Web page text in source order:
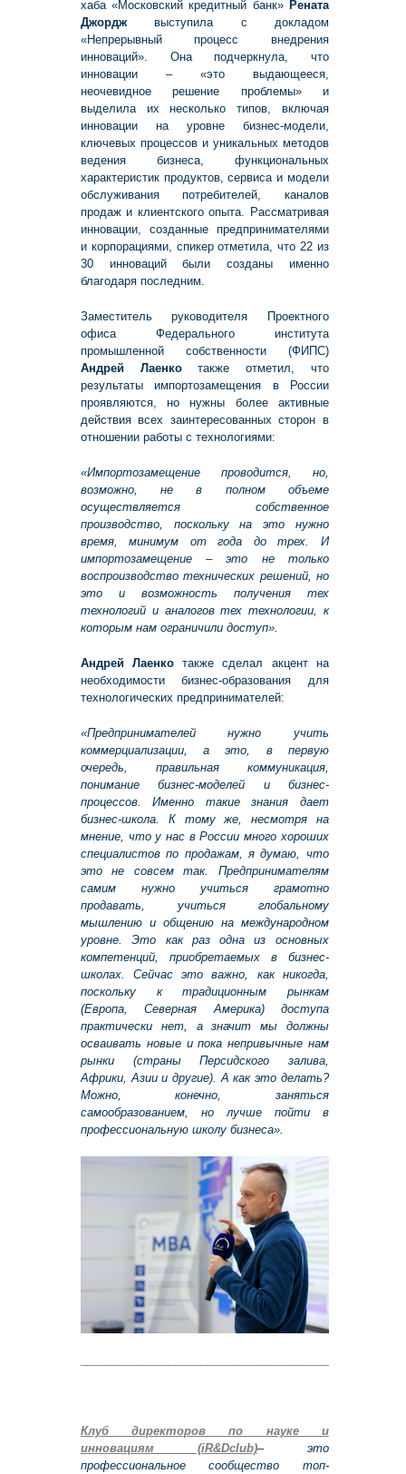
хаба «Московский кредитный банк» Рената
Джорджвыступила с докладом
«Непрерывный процесс внедрения
инноваций». Она подчеркнула, что
инновации – «это выдающееся,
неочевидное решение проблемы» и
выделила их несколько типов, включая
инновации на уровне бизнес-модели,
ключевых процессов и уникальных методов
ведения бизнеса, функциональных
характеристик продуктов, сервиса и модели
обслуживания потребителей, каналов
продаж и клиентского опыта. Рассматривая
инновации, созданные предпринимателями
и корпорациями, спикер отметила, что 22 из
30 инноваций были созданы именно
благодаря последним.
Заместитель руководителя Проектного
офиса Федерального института
промышленной собственности (ФИПС)
Андрей Лаенкотакже отметил, что
результаты импортозамещения в России
проявляются, но нужны более активные
действия всех заинтересованных сторон в
отношении работы с технологиями:
«Импортозамещение проводится, но,
возможно, не в полном объеме
осуществляется собственное
производство, поскольку на это нужно
время, минимум от года до трех. И
импортозамещение – это не только
воспроизводство технических решений, но
это и возможность получения тех
технологий и аналогов тех технологии, к
которым нам ограничили доступ».
Андрей Лаенко также сделал акцент на
необходимости бизнес-образования для
технологических предпринимателей:
«Предпринимателей нужно учить
коммерциализации, а это, в первую
очередь, правильная коммуникация,
понимание бизнес-моделей и бизнес-
процессов. Именно такие знания дает
бизнес-школа. К тому же, несмотря на
мнение, что у нас в России много хороших
специалистов по продажам, я думаю, что
это не совсем так. Предпринимателям
самим нужно учиться грамотно
продавать, учиться глобальному
мышлению и общению на международном
уровне. Это как раз одна из основных
компетенций, приобретаемых в бизнес-
школах. Сейчас это важно, как никогда,
поскольку к традиционным рынкам
(Европа, Северная Америка) доступа
практически нет, а значит мы должны
осваивать новые и пока непривычные нам
рынки (страны Персидского залива,
Африки, Азии и другие). А как это делать?
Можно, конечно, заняться
самообразованием, но лучше пойти в
профессиональную школу бизнеса».
Клуб директоров по науке и
инновациям (iR&Dclub)– это
профессиональное сообщество топ-